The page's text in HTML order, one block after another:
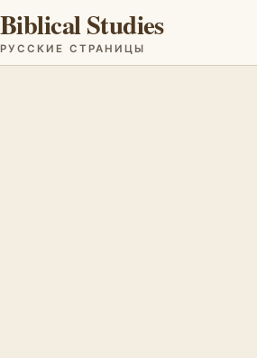
Biblical Studies
РУССКИЕ СТРАНИЦЫ